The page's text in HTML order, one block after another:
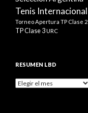
Tenis Internacional
Torneo Apertura TP Clase 2
TP Clase 3URC
RESUMEN LBD
Resumen